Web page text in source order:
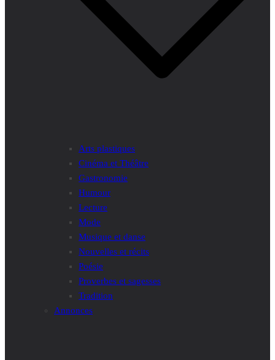
Arts plastiques
Cinéma et Théâtre
Gastronomie
Humour
Lecture
Mode
Musique et danse
Nouvelles et récits
Poésie
Proverbes et sagesses
Tradition
Annonces